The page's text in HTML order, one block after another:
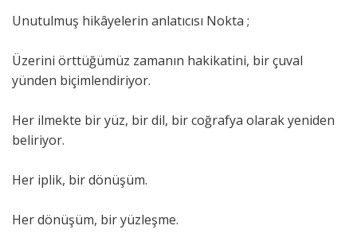
Unutulmuş hikâyelerin anlatıcısı Nokta ;
Üzerini örttüğümüz zamanın hakikatini, bir çuval
yünden biçimlendiriyor.
Her ilmekte bir yüz, bir dil, bir coğrafya olarak yeniden
beliriyor.
Her iplik, bir dönüşüm.
Her dönüşüm, bir yüzleşme.